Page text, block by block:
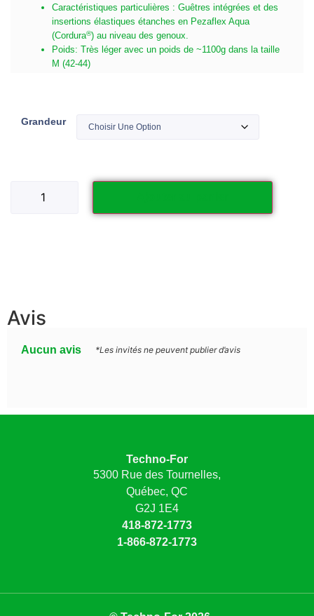
Caractéristiques particulières : Guêtres intégrées et des
insertions élastiques étanches en Pezaflex Aqua
(Cordura®) au niveau des genoux.
Poids: Très léger avec un poids de ~1100g dans la taille
M (42-44)
Grandeur
Avis
Aucun avis *Les invités ne peuvent publier d’avis
Techno-For
5300 Rue des Tournelles,
Québec, QC
G2J 1E4
418-872-1773
1-866-872-1773